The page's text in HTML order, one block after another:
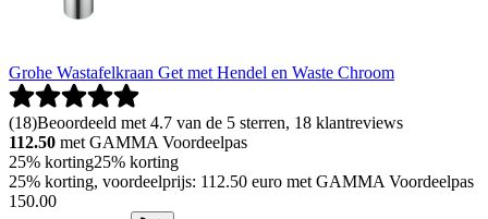
Grohe Wastafelkraan Get met Hendel en Waste Chroom
(18)Beoordeeld met 4.7 van de 5 sterren, 18 klantreviews
112.50 met GAMMA Voordeelpas
25% korting25% korting
25% korting, voordeelprijs: 112.50 euro met GAMMA Voordeelpas
150.00